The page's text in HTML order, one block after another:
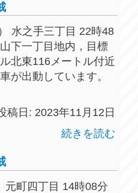
水之手三丁目 22時48
下一丁目地内，目標
北東116メートル付近
が出動しています。
稿日: 2023年11月12日
続きを読む
元町四丁目 14時08分